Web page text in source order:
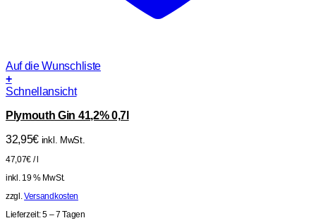
Auf die Wunschliste
+
Schnellansicht
Plymouth Gin 41,2% 0,7l
32,95€ inkl. MwSt.
47,07€ /
inkl. 19 % MwSt.
zzgl.Versandkosten
Lieferzeit:5 – 7 Tagen